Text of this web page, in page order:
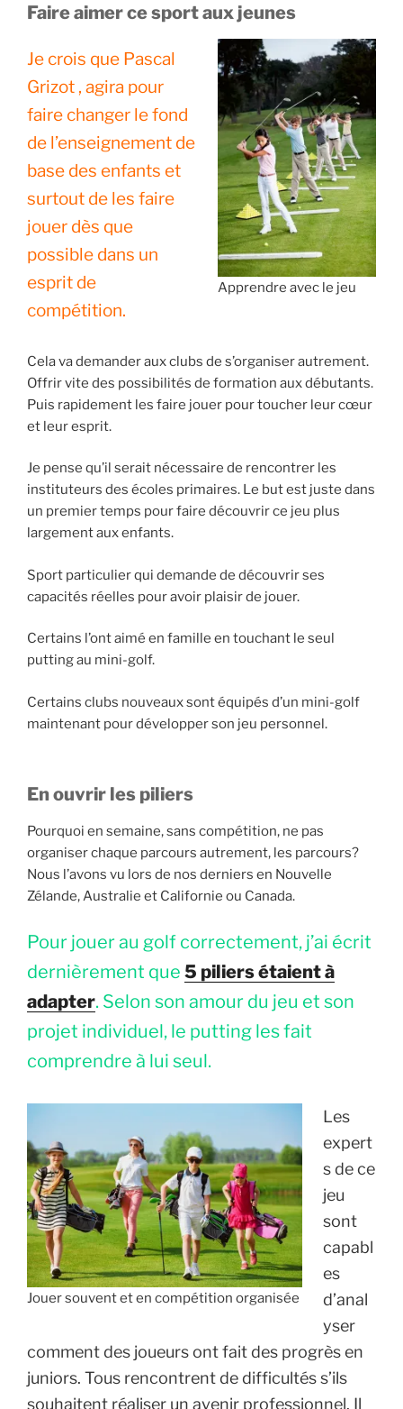
Faire aimer ce sport aux jeunes
Apprendre avec le jeu
Je crois que Pascal
Grizot , agira pour
faire changer le fond
de l’enseignement de
base des enfants et
surtout de les faire
jouer dès que
possible dans un
esprit de
compétition.
Cela va demander aux clubs de s’organiser autrement.
Offrir vite des possibilités de formation aux débutants.
Puis rapidement les faire jouer pour toucher leur cœur
et leur esprit.
Je pense qu’il serait nécessaire de rencontrer les
instituteurs des écoles primaires. Le but est juste dans
un premier temps pour faire découvrir ce jeu plus
largement aux enfants.
Sport particulier qui demande de découvrir ses
capacités réelles pour avoir plaisir de jouer.
Certains l’ont aimé en famille en touchant le seul
putting au mini-golf.
Certains clubs nouveaux sont équipés d’un mini-golf
maintenant pour développer son jeu personnel.
En ouvrir les piliers
Pourquoi en semaine, sans compétition, ne pas
organiser chaque parcours autrement, les parcours?
Nous l’avons vu lors de nos derniers en Nouvelle
Zélande, Australie et Californie ou Canada.
Pour jouer au golf correctement, j’ai écrit
dernièrement que 5 piliers étaient à
adapter. Selon son amour du jeu et son
projet individuel, le putting les fait
comprendre à lui seul.
Jouer souvent et en compétition organisée
Les
expert
s de ce
jeu
sont
capabl
es
d’anal
yser
comment des joueurs ont fait des progrès en
juniors. Tous rencontrent de difficultés s’ils
souhaitent réaliser un avenir professionnel. Il